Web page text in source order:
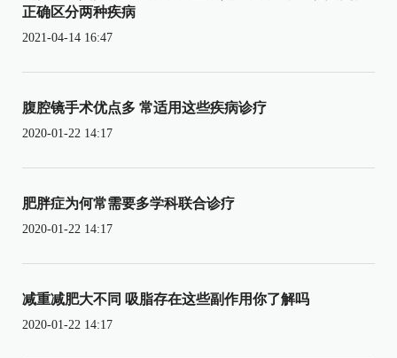
正确区分两种疾病
2021-04-14 16:47
腹腔镜手术优点多 常适用这些疾病诊疗
2020-01-22 14:17
肥胖症为何常需要多学科联合诊疗
2020-01-22 14:17
减重减肥大不同 吸脂存在这些副作用你了解吗
2020-01-22 14:17